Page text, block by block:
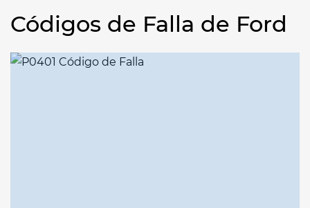
Códigos de Falla de Ford